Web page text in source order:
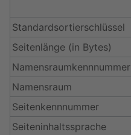
Standardsortierschlüssel
Seitenlänge (in Bytes)
Namensraumkennnummer
Namensraum
Seitenkennnummer
Seiteninhaltssprache